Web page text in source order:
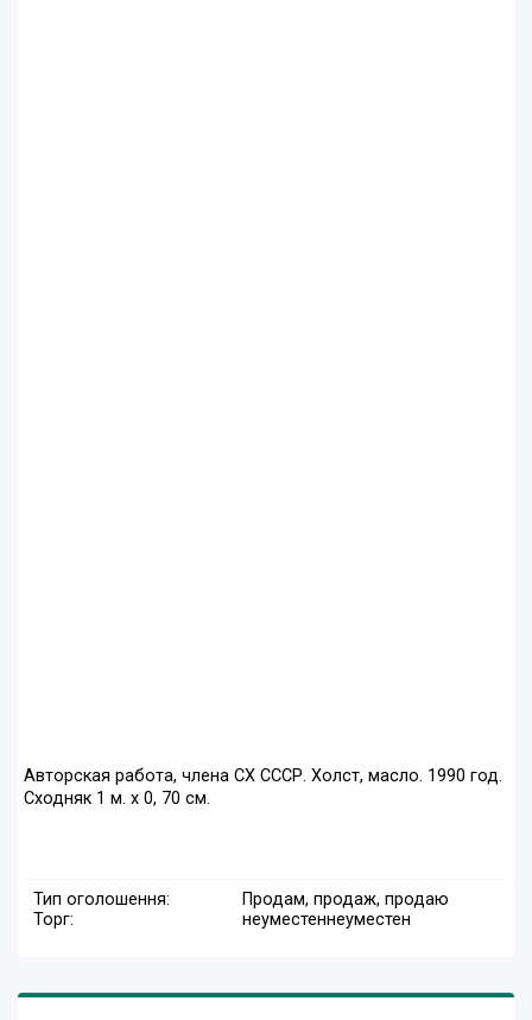
Авторская работа, члена СХ СССР. Холст, масло. 1990 год.
Сходняк 1 м. х 0, 70 см.
Тип оголошення:
Продам, продаж, продаю
Торг:
неуместеннеуместен